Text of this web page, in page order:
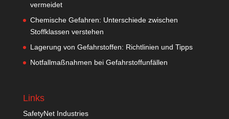
vermeidet
Chemische Gefahren: Unterschiede zwischen
Stoffklassen verstehen
Lagerung von Gefahrstoffen: Richtlinien und Tipps
Notfallmaßnahmen bei Gefahrstoffunfällen
Links
SafetyNet Industries